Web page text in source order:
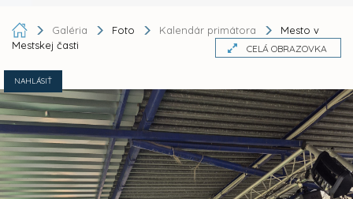
Galéria Foto Kalendár primátora
Mesto v
Mestskej časti
CELÁ OBRAZOVKA
NAHLÁSIŤ